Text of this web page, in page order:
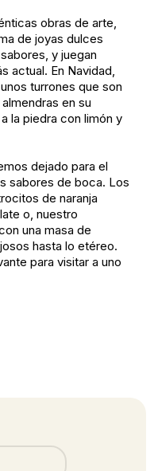
obras de arte,
de joyas dulces
y juegan
actual. En Navidad,
turrones que son
en su
la piedra con limón y
dejado para el
sabores de boca. Los
de naranja
o, nuestro
una masa de
hasta lo etéreo.
para visitar a uno